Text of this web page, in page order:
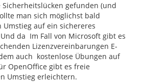
gefunden (und
man sich möglichst bald
auf ein sichereres
da Im Fall von Microsoft gibt es
Lizenzvereinbarungen E-
auch kostenlose Übungen auf
OpenOffice gibt es freie
Umstieg erleichtern.